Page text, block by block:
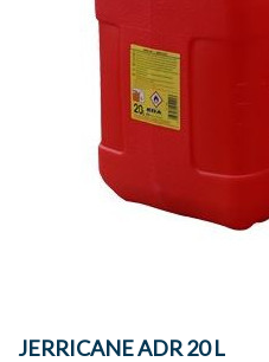
JERRICANE ADR 20 L